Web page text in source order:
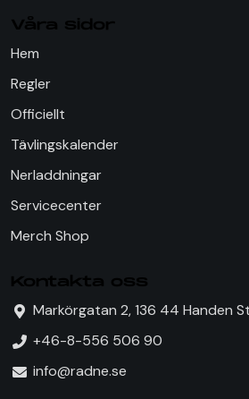
Våra sidor
Hem
Regler
Officiellt
Tävlingskalender
Nerladdningar
Servicecenter
Merch Shop
Kontakta oss
Markörgatan 2, 136 44 Handen
+46-8-556 506 90
info@radne.se